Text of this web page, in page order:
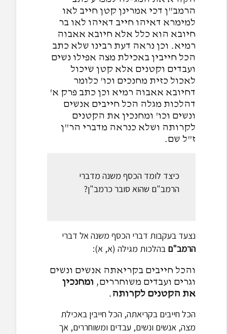
הרמב"ן דכי אמרינן קטן חייב לאו
למימרא דאיהו חייב דאיהו לאו בר
חיובא הוא כלל אלא חיובא אאבוה
רמיא. וכן נראה דעת רבינו שלא כתב
הכל חייבין באכילת מצה אפילו נשים
ועבדים וקטנים אלא קטן שיכול
לאכול כזית מחנכים וכו' כלומר
דחיובא אאבוה רמיא וכן כתב פרק א'
דהלכות מגלה הכל חייבים אנשים
ונשים וכו' ומחנכין את הקטנים
לקרותה ושלא כנראה מדברי הר"ן
ז"ל שם.
כיצד לומד הכסף משנה מדברי
הרמב"ם שהוא סובר כרמב"ן?
נצעד בעקבות דברי הכסף משנה אל דברי
הרמב"ם בהלכות מגילה (א, א):
והכל חייבים בקריאתה אנשים ונשים
וגרים ועבדים משוחררים, ומחנכין
את הקטנים לקרותה.
הכל חייבים בקריאתה, הכל חייבין באכילת
מצה, אנשים ונשים, עבדים ומשוחררים, אך